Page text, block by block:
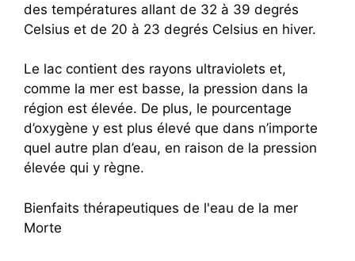
des températures allant de 32 à 39 degrés
Celsius et de 20 à 23 degrés Celsius en hiver.
Le lac contient des rayons ultraviolets et,
comme la mer est basse, la pression dans la
région est élevée. De plus, le pourcentage
d’oxygène y est plus élevé que dans n’importe
quel autre plan d’eau, en raison de la pression
élevée qui y règne.
Bienfaits thérapeutiques de l'eau de la mer
Morte